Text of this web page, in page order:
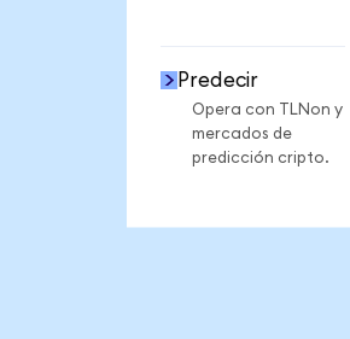
Predecir
Opera con TLNon y
mercados de
predicción cripto.